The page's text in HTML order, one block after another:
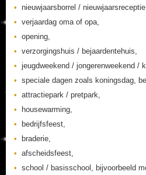
nieuwjaarsborrel /
verjaardag oma of opa,
opening,
verzorgingshuis / bejaardentehuis,
jeugdweekend / jongerenweekend /
speciale dagen zoals koningsdag,
attractiepark / pretpark,
housewarming,
bedrijfsfeest,
braderie,
afscheidsfeest,
school / basisschool, bijvoorbeeld